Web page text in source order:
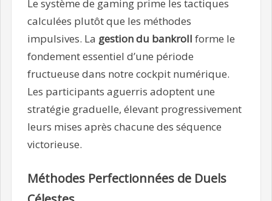
Le système de gaming prime les tactiques
calculées plutôt que les méthodes
impulsives. La gestion du bankroll forme le
fondement essentiel d’une période
fructueuse dans notre cockpit numérique.
Les participants aguerris adoptent une
stratégie graduelle, élevant progressivement
leurs mises après chacune des séquence
victorieuse.
Méthodes Perfectionnées de Duels